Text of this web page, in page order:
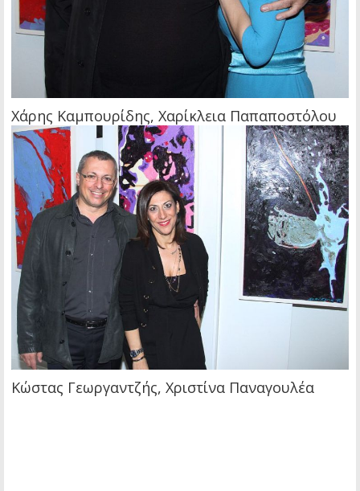
Χάρης Καμπουρίδης, Χαρίκλεια Παπαποστόλου
Κώστας Γεωργαντζής, Χριστίνα Παναγουλέα